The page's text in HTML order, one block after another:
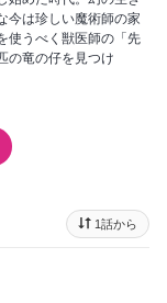
今は珍しい魔術師の家
使うべく獣医師の「先
の竜の仔を見つけ
1話から